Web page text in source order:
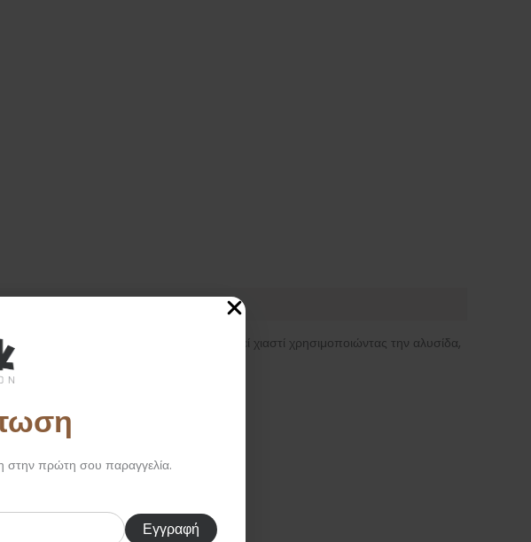
στην πρώτη σου παραγγελία.
print φιδιού χρώμα. Μπορεί να φορεθεί χιαστί χρησιμοποιώντας την αλυσίδα,
με εύκολο τρόπο.